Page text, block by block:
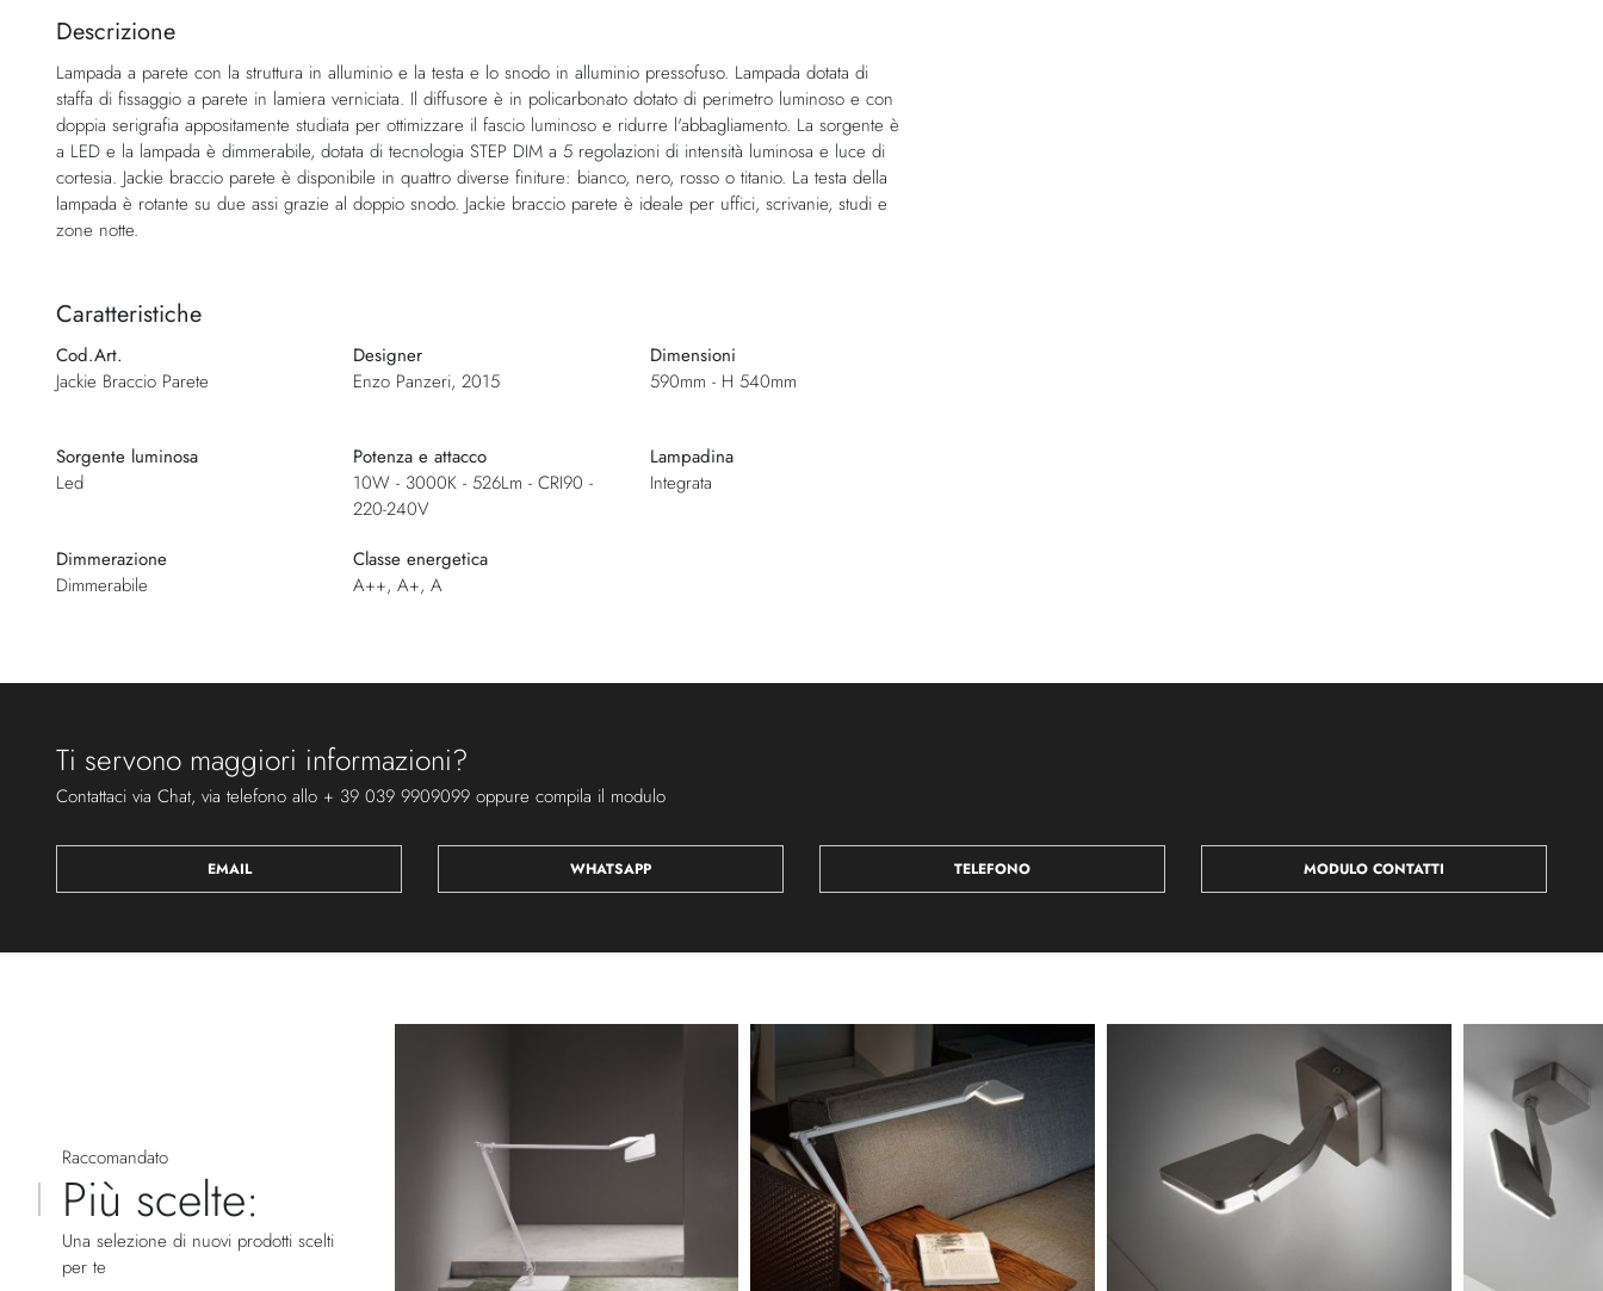
della
di
immagini
Descrizione
Lampada a parete con la struttura in alluminio e la testa e lo snodo in alluminio pressofuso. Lampada dotata di
staffa di fissaggio a parete in lamiera verniciata. Il diffusore è in policarbonato dotato di perimetro luminoso e con
doppia serigrafia appositamente studiata per ottimizzare il fascio luminoso e ridurre l'abbagliamento. La sorgente è
a LED e la lampada è dimmerabile, dotata di tecnologia STEP DIM a 5 regolazioni di intensità luminosa e luce di
cortesia. Jackie braccio parete è disponibile in quattro diverse finiture: bianco, nero, rosso o titanio. La testa della
lampada è rotante su due assi grazie al doppio snodo. Jackie braccio parete è ideale per uffici, scrivanie, studi e
zone notte.
Caratteristiche
Cod.Art.
Jackie Braccio Parete
Designer
Enzo Panzeri, 2015
Dimensioni
590mm - H 540mm
Sorgente luminosa
Led
Potenza e attacco
10W - 3000K - 526Lm - CRI90 -
220-240V
Lampadina
Integrata
Dimmerazione
Dimmerabile
Classe energetica
A++, A+, A
Ti servono maggiori informazioni?
Contattaci via Chat, via telefono allo + 39 039 9909099 oppure compila il modulo
EMAIL WHATSAPP TELEFONO MODULO CONTATTI
Raccomandato
Più scelte:
Una selezione di nuovi prodotti scelti
per te